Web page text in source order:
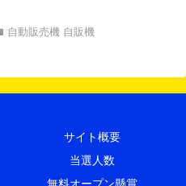
自動販売機 自販機
サイト概要
当選人数
無料オープン懸賞